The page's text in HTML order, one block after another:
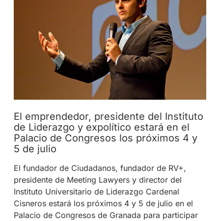
El emprendedor, presidente del Instituto
de Liderazgo y expolítico estará en el
Palacio de Congresos los próximos 4 y
5 de julio
El fundador de Ciudadanos, fundador de RV+,
presidente de Meeting Lawyers y director del
Instituto Universitario de Liderazgo Cardenal
Cisneros estará los próximos 4 y 5 de julio en el
Palacio de Congresos de Granada para participar